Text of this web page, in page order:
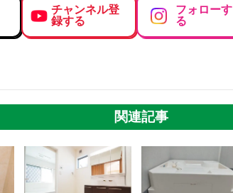
チャンネル登
録する
フォローす
る
関連記事